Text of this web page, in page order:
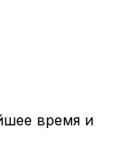
время и